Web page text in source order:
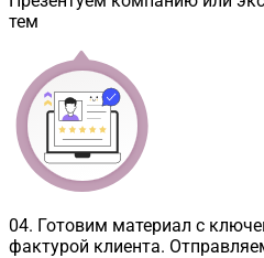
тем
04. Готовим материал с
фактурой клиента.